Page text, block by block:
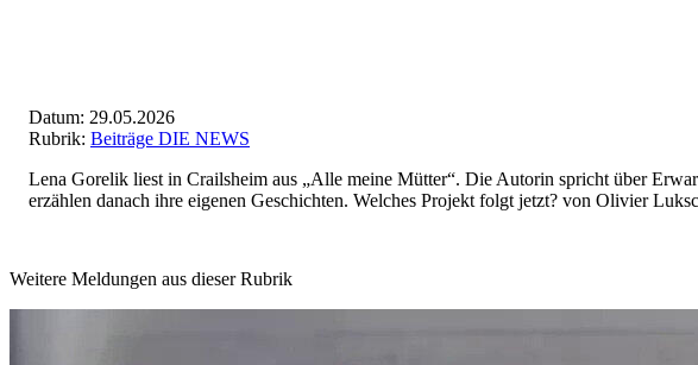
Datum: 29.05.2026
Rubrik: Beiträge DIE NEWS
Lena Gorelik liest in Crailsheim aus „Alle meine Mütter“. Die Autorin spricht über
erzählen danach ihre eigenen Geschichten. Welches Projekt folgt jetzt? von Olivier
Weitere Meldungen aus dieser Rubrik